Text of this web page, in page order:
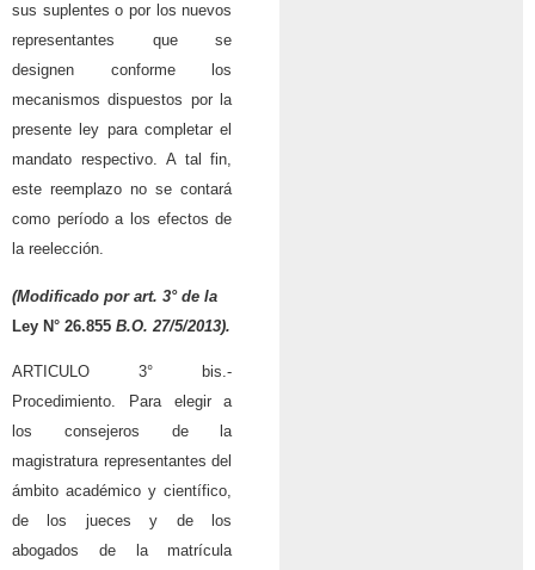
sus suplentes o por los nuevos
representantes que se
designen conforme los
mecanismos dispuestos por la
presente ley para completar el
mandato respectivo. A tal fin,
este reemplazo no se contará
como período a los efectos de
la reelección.
(Modificado por art. 3° de la
Ley N° 26.855 B.O. 27/5/2013).
ARTICULO 3° bis.-
Procedimiento. Para elegir a
los consejeros de la
magistratura representantes del
ámbito académico y científico,
de los jueces y de los
abogados de la matrícula